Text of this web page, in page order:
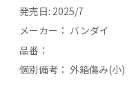
発売日: 2025/7
メーカー： バンダイ
品番：
個別備考： 外箱傷み(小)